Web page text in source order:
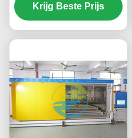
elektrische voertuigen
Krijg Beste Prijs